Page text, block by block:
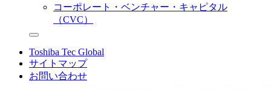
コーポレート・ベンチャー・キャピタル
（CVC）
Toshiba Tec Global
サイトマップ
お問い合わせ